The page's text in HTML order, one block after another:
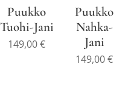
Puukko
Tuohi-Jani
149,00€
Puukko
Nahka-
Jani
149,00€